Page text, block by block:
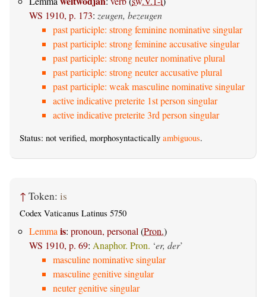
WS 1910, p. 173: zeugen, bezeugen
past participle: strong feminine nominative singular
past participle: strong feminine accusative singular
past participle: strong neuter nominative plural
past participle: strong neuter accusative plural
past participle: weak masculine nominative singular
active indicative preterite 1st person singular
active indicative preterite 3rd person singular
Status: not verified, morphosyntactically ambiguous.
↑ Token: is
Codex Vaticanus Latinus 5750
Lemmais: pronoun, personal(Pron.)
WS 1910, p. 69: Anaphor. Pron. ‘er, der’
masculine nominative singular
masculine genitive singular
neuter genitive singular